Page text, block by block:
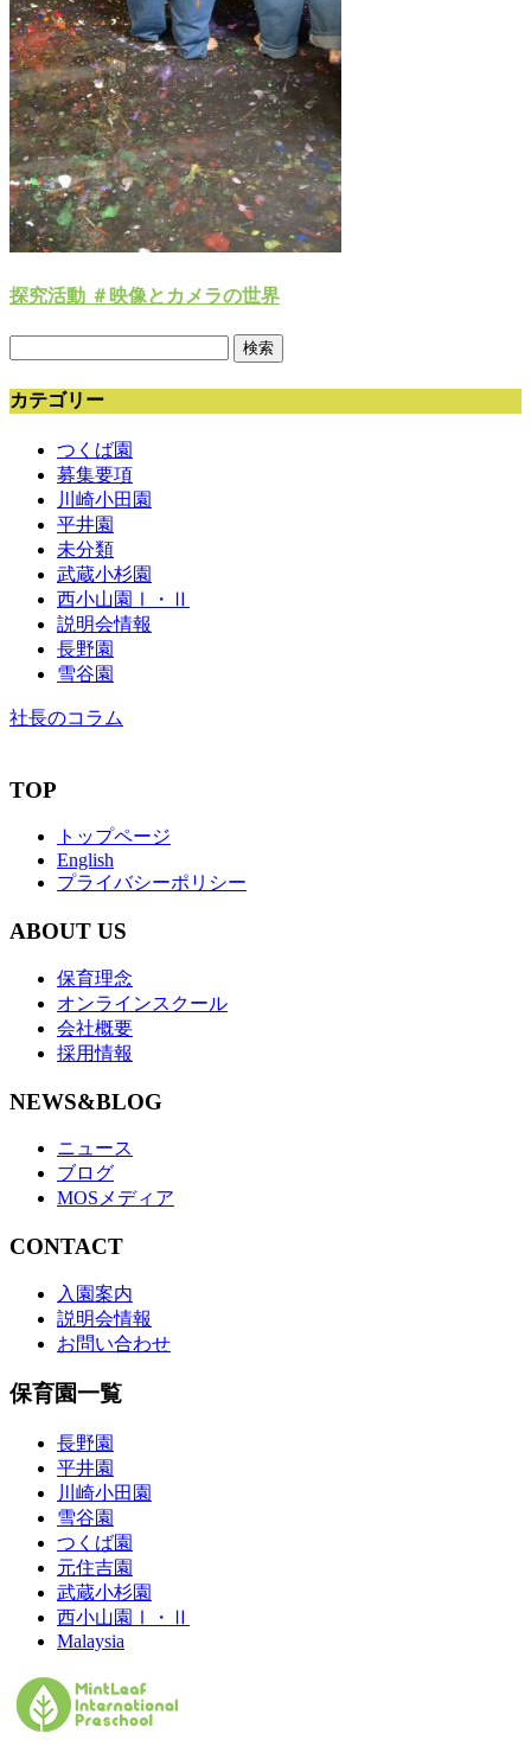
探究活動 ＃映像とカメラの世界
カテゴリー
つくば園
募集要項
川崎小田園
平井園
未分類
武蔵小杉園
西小山園Ⅰ・Ⅱ
説明会情報
長野園
雪谷園
社長のコラム
TOP
トップページ
English
プライバシーポリシー
ABOUT US
保育理念
オンラインスクール
会社概要
採用情報
NEWS&BLOG
ニュース
ブログ
MOSメディア
CONTACT
入園案内
説明会情報
お問い合わせ
保育園一覧
長野園
平井園
川崎小田園
雪谷園
つくば園
元住吉園
武蔵小杉園
西小山園Ⅰ・Ⅱ
Malaysia